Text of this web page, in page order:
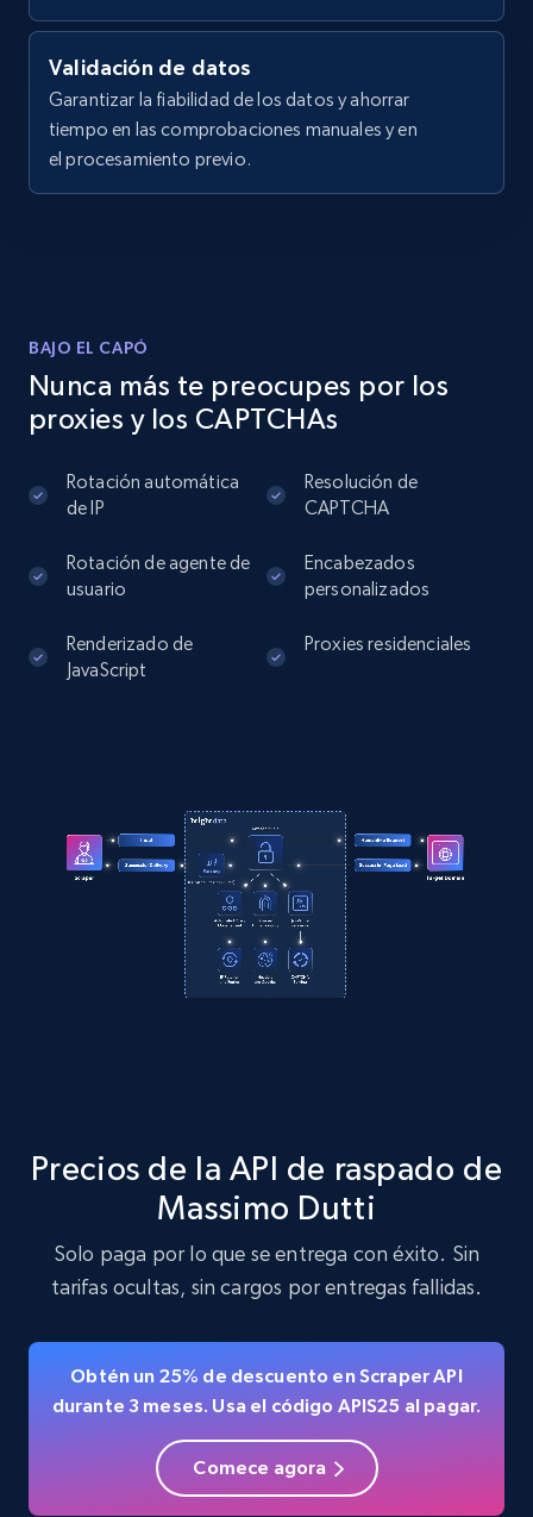
Validación de datos
Garantizar la fiabilidad de los datos y ahorrar
tiempo en las comprobaciones manuales y en
el procesamiento previo.
BAJO EL CAPÓ
Nunca más te preocupes por los
proxies y los CAPTCHAs
Rotación automática
de IP
Resolución de
CAPTCHA
Rotación de agente de
usuario
Encabezados
personalizados
Renderizado de
JavaScript
Proxies residenciales
Precios de la API de raspado de
Massimo Dutti
Solo paga por lo que se entrega con éxito. Sin
tarifas ocultas, sin cargos por entregas fallidas.
Obtén un 25% de descuento en Scraper API
durante 3 meses. Usa el código APIS25 al pagar.
Comece agora